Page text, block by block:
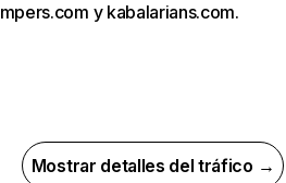
y kabalarians.com.
Mostrar detalles del tráfico →